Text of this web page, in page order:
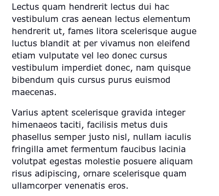
Lectus quam hendrerit lectus dui hac
vestibulum cras aenean lectus elementum
hendrerit ut, fames litora scelerisque augue
luctus blandit at per vivamus non eleifend
etiam vulputate vel leo donec cursus
vestibulum imperdiet donec, nam quisque
bibendum quis cursus purus euismod
maecenas.
Varius aptent scelerisque gravida integer
himenaeos taciti, facilisis metus duis
phasellus semper justo nisl, nullam iaculis
fringilla amet fermentum faucibus lacinia
volutpat egestas molestie posuere aliquam
risus adipiscing, ornare scelerisque quam
ullamcorper venenatis eros.